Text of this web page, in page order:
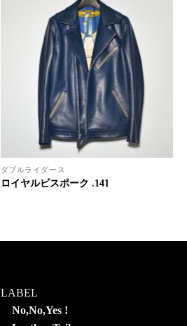
ダブルライダース
ロイヤルビスポーク .141
LABEL
No,No,Yes !